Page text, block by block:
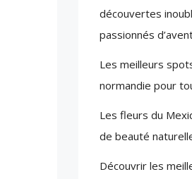
découvertes
passionnés
Les meilleurs
normandie pour
Les fleurs du
de beauté
Découvrir les